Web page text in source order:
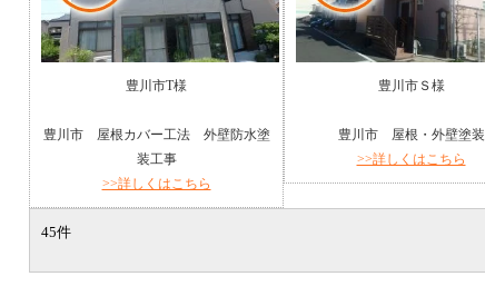
豊川市T様
豊川市 屋根カバー工法 外壁防水塗
装工事
>>詳しくはこちら
豊川市Ｓ様
豊川市 屋根・外壁塗装
>>詳しくはこちら
45件